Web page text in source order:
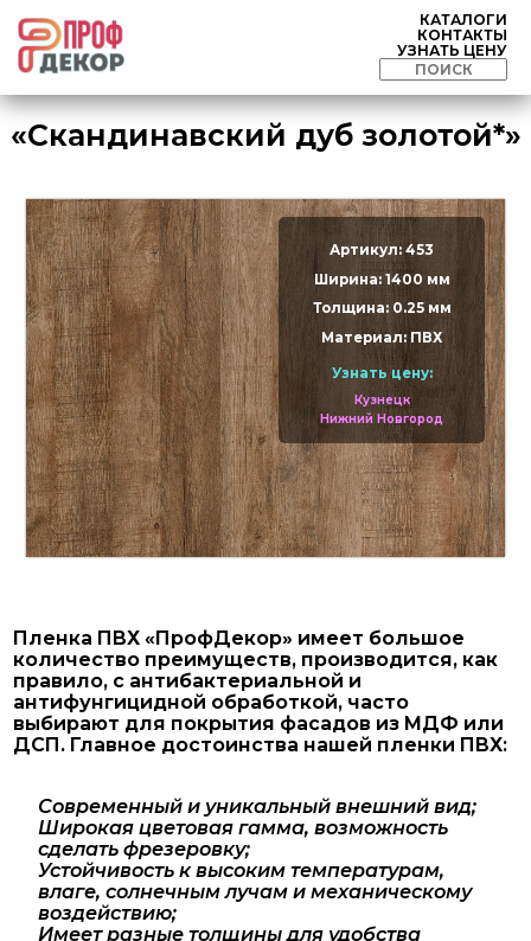
КАТАЛОГИ
КОНТАКТЫ
УЗНАТЬ ЦЕНУ
«Скандинавский дуб золотой*»
Артикул: 453
Ширина: 1400 мм
Толщина: 0.25 мм
Материал: ПВХ
Узнать цену:
Кузнецк
Нижний Новгород
Пленка ПВХ «ПрофДекор» имеет большое
количество преимуществ, производится, как
правило, с антибактериальной и
антифунгицидной обработкой, часто
выбирают для покрытия фасадов из МДФ или
ДСП. Главное достоинства нашей пленки ПВХ:
Современный и уникальный внешний вид;
Широкая цветовая гамма, возможность
сделать фрезеровку;
Устойчивость к высоким температурам,
влаге, солнечным лучам и механическому
воздействию;
Имеет разные толщины для удобства